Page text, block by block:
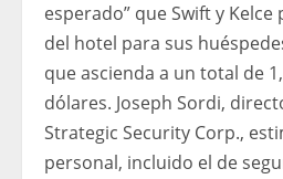
esperado” que Swift y
del hotel para sus
que ascienda a un total de
dólares. Joseph Sordi,
Strategic Security Corp.,
personal, incluido el de